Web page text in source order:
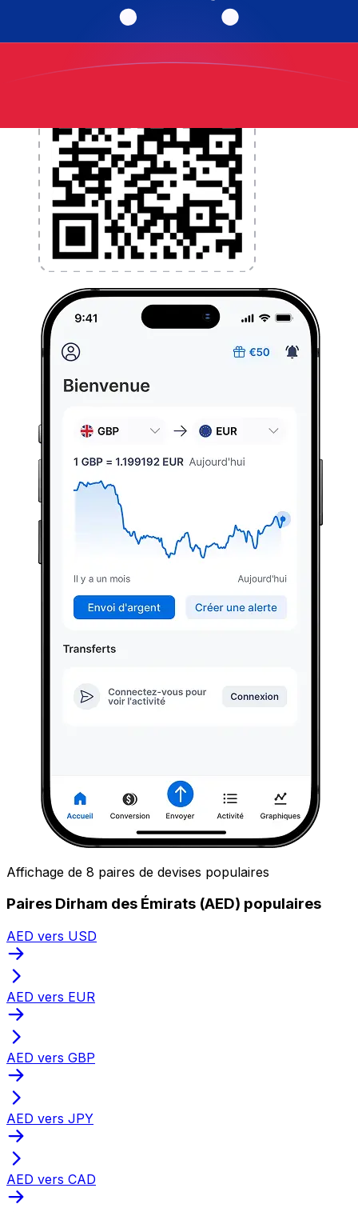
Affichage de 8 paires de devises populaires
Paires Dirham des Émirats (AED) populaires
AED vers USD
AED vers EUR
AED vers GBP
AED vers JPY
AED vers CAD